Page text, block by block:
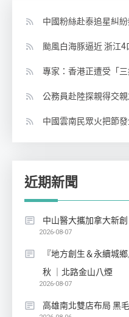
中國粉絲赴泰追星糾
颱風白海豚逼近 浙江
專家：香港正遭受「
公務員赴陸探親得交
中國雲南民眾火把節
近期新聞
中山醫大攜加拿大新
2026-08-07
『地方創生＆永續城
秋 ｜北路金山八煙
2026-08-07
高雄南北雙店布局 黑